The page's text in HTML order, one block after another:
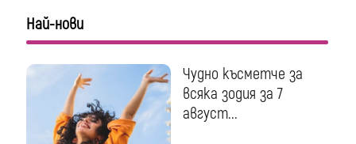
Най-нови
Чудно късметче за
всяка зодия за 7
август...